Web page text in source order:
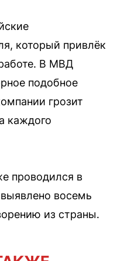
который привлёк
В МВД
подобное
грозит
каждого
проводился в
восемь
из страны.